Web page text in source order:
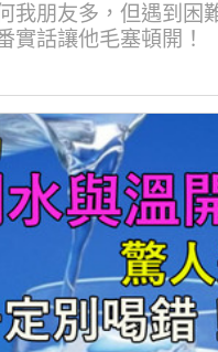
我朋友多，但遇到困
實話讓他毛塞頓開！